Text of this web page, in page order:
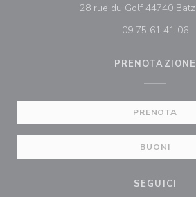
28 rue du Golf 44740
09 75 61 41 06
PRENOTAZIONE
PRENOTA
BUONI
SEGUICI